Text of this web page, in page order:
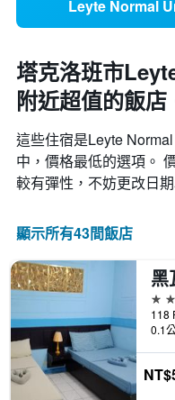
Leyte Normal
塔克洛班市
附近超值的飯店
這些住宿是Leyte
中，價格最低的選項。
較有彈性，不妨更改日
顯示所有43間飯店
3星
0.1